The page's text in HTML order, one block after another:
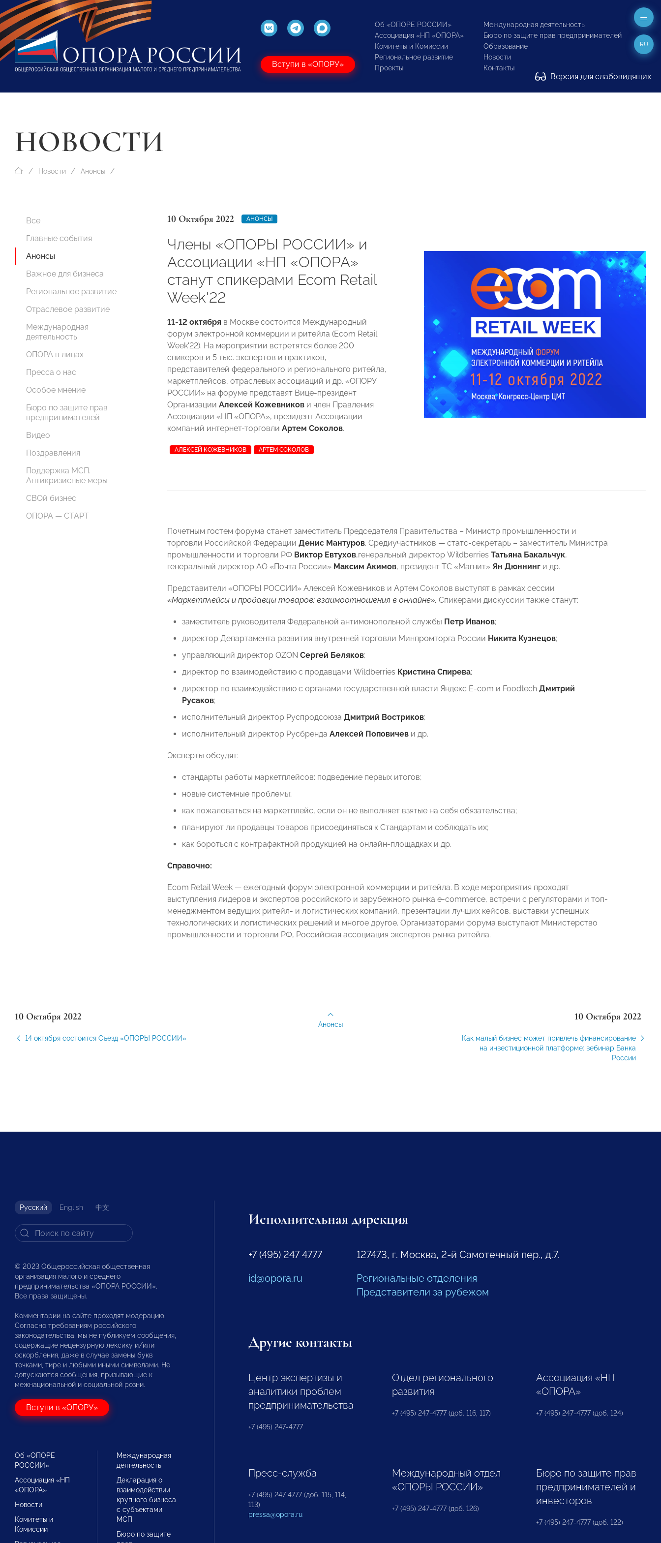
Вступи в «ОПОРУ»
Об «ОПОРЕ РОССИИ»
Ассоциация «НП «ОПОРА»
Комитеты и Комиссии
Региональное развитие
Проекты
Международная деятельность
Бюро по защите прав предпринимателей
Образование
Новости
Контакты
Версия для слабовидящих
RU
НОВОСТИ
Новости Анонсы
Все
Главные события
Анонсы
Важное для бизнеса
Региональное развитие
Отраслевое развитие
Международная
деятельность
ОПОРА в лицах
Пресса о нас
Особое мнение
Бюро по защите прав
предпринимателей
Видео
Поздравления
Поддержка МСП.
Антикризисные меры
СВОй бизнес
ОПОРА — СТАРТ
10 Октября 2022 АНОНСЫ
Члены «ОПОРЫ РОССИИ» и
Ассоциации «НП «ОПОРА»
станут спикерами Ecom Retail
Week'22
11-12 октября в Москве состоится Международный
форум электронной коммерции и ритейла (Ecom Retail
Week'22). На мероприятии встретятся более 200
спикеров и 5 тыс. экспертов и практиков,
представителей федерального и регионального ритейла,
маркетплейсов, отраслевых ассоциаций и др. «ОПОРУ
РОССИИ» на форуме представят Вице-президент
Организации Алексей Кожевников и член Правления
Ассоциации «НП «ОПОРА», президент Ассоциации
компаний интернет-торговли Артем Соколов.
АЛЕКСЕЙ КОЖЕВНИКОВ АРТЕМ СОКОЛОВ
Почетным гостем форума станет заместитель Председателя Правительства – Министр промышленности и
торговли Российской Федерации Денис Мантуров. Средиучастников — статс-секретарь – заместитель Министра
промышленности и торговли РФ Виктор Евтухов,генеральный директор Wildberries Татьяна Бакальчук,
генеральный директор АО «Почта России» Максим Акимов, президент ТС «Магнит» Ян Дюннинг и др.
Представители «ОПОРЫ РОССИИ» Алексей Кожевников и Артем Соколов выступят в рамках сессии
«Маркетплейсы и продавцы товаров: взаимоотношения в онлайне». Спикерами дискуссии также станут:
заместитель руководителя Федеральной антимонопольной службы Петр Иванов;
директор Департамента развития внутренней торговли Минпромторга России Никита Кузнецов;
управляющий директор OZON Сергей Беляков;
директор по взаимодействию с продавцами Wildberries Кристина Спирева;
директор по взаимодействию с органами государственной власти Яндекс E-com и Foodtech Дмитрий
Русаков;
исполнительный директор Руспродсоюза Дмитрий Востриков;
исполнительный директор Русбренда Алексей Поповичев и др.
Эксперты обсудят:
стандарты работы маркетплейсов: подведение первых итогов;
новые системные проблемы;
как пожаловаться на маркетплейс, если он не выполняет взятые на себя обязательства;
планируют ли продавцы товаров присоединяться к Стандартам и соблюдать их;
как бороться с контрафактной продукцией на онлайн-площадках и др.
Справочно:
Ecom Retail Week — ежегодный форум электронной коммерции и ритейла. В ходе мероприятия проходят
выступления лидеров и экспертов российского и зарубежного рынка e-commerce, встречи с регуляторами и топ-
менеджментом ведущих ритейл- и логистических компаний, презентации лучших кейсов, выставки успешных
технологических и логистических решений и многое другое. Организаторами форума выступают Министерство
промышленности и торговли РФ, Российская ассоциация экспертов рынка ритейла.
10 Октября 2022
14 октября состоится Съезд «ОПОРЫ РОССИИ»
10 Октября 2022
Как малый бизнес может привлечь финансирование
на инвестиционной платформе: вебинар Банка
России
Анонсы
Русский English 中文
© 2023 Общероссийская общественная
организация малого и среднего
предпринимательства «ОПОРА РОССИИ».
Все права защищены.
Комментарии на сайте проходят модерацию.
Согласно требованиям российского
законодательства, мы не публикуем сообщения,
содержащие нецензурную лексику и/или
оскорбления, даже в случае замены букв
точками, тире и любыми иными символами. Не
допускаются сообщения, призывающие к
межнациональной и социальной розни.
Вступи в «ОПОРУ»
Об «ОПОРЕ
РОССИИ»
Ассоциация «НП
«ОПОРА»
Новости
Комитеты и
Комиссии
Международная
деятельность
Декларация о
взаимодействии
крупного бизнеса
с субъектами
МСП
Бюро по защите
Исполнительная дирекция
+7 (495) 247 4777
id@opora.ru
127473, г. Москва, 2-й Самотечный пер., д.7.
Региональные отделения
Представители за рубежом
Другие контакты
Центр экспертизы и
аналитики проблем
предпринимательства
+7 (495) 247-4777
Отдел регионального
развития
+7 (495) 247-4777 (доб. 116, 117)
Ассоциация «НП
«ОПОРА»
+7 (495) 247-4777 (доб. 124)
Пресс-служба
+7 (495) 247 4777 (доб. 115, 114,
113)
pressa@opora.ru
Международный отдел
«ОПОРЫ РОССИИ»
+7 (495) 247-4777 (доб. 126)
Бюро по защите прав
предпринимателей и
инвесторов
+7 (495) 247-4777 (доб. 122)